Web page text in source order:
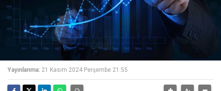
Yayınlanma: 21 Kasım 2024 Perşembe 21:55